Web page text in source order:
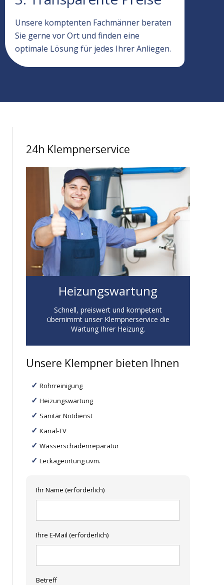
Unsere komptenten Fachmänner beraten
Sie gerne vor Ort und finden eine
optimale Lösung für jedes Ihrer Anliegen.
24h Klempnerservice
Heizungswartung
Schnell, preiswert und kompetent
übernimmt unser Klempnerservice die
Wartung Ihrer Heizung.
Unsere Klempner bieten Ihnen
Rohrreinigung
Heizungswartung
Sanitär Notdienst
Kanal-TV
Wasserschadenreparatur
Leckageortung uvm.
Ihr Name (erforderlich)
Ihre E-Mail (erforderlich)
Betreff